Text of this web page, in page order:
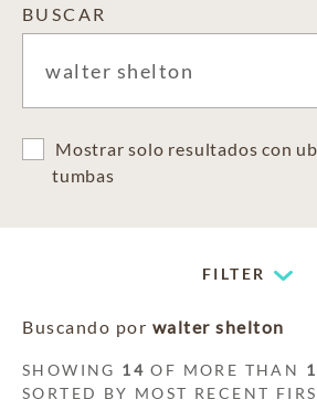
BUSCAR
Mostrar solo resultados con
tumbas
FILTER
Buscando por walter shelton
SHOWING 14 OF MORE THAN
SORTED BY MOST RECENT